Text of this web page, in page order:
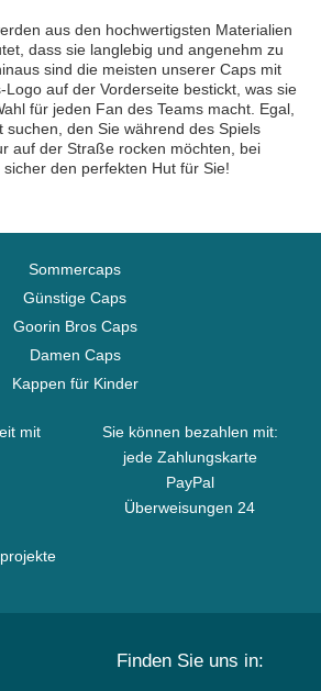
aus den hochwertigsten Materialien
dass sie langlebig und angenehm zu
sind die meisten unserer Caps mit
Logo auf der Vorderseite bestickt, was sie
für jeden Fan des Teams macht. Egal,
suchen, den Sie während des Spiels
auf der Straße rocken möchten, bei
den perfekten Hut für Sie!
Sommercaps
Günstige Caps
Goorin Bros Caps
Damen Caps
Kappen für Kinder
mit
Sie können bezahlen mit:
jede Zahlungskarte
PayPal
Überweisungen 24
Finden Sie uns in: